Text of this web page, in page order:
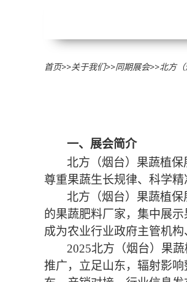
首页>>关于我们>>同期展会>>北方
一、 展会简介
北方（烟台）果蔬植保
尊重果蔬生长规律、科学
北方（烟台）果蔬植保
的果蔬肥料厂家，集中展示
成为农业行业政府主管机
2025北方（烟台）果蔬
推广，立足山东，辐射影